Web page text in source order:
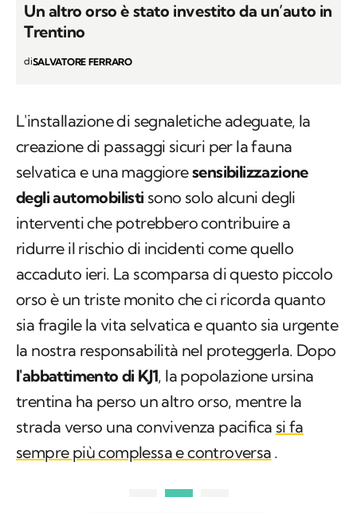
Un altro orso è stato investito da un’auto in
Trentino
diSALVATORE FERRARO
L'installazione di segnaletiche adeguate, la
creazione di passaggi sicuri per la fauna
selvatica e una maggioresensibilizzazione
degli automobilisti sono solo alcuni degli
interventi che potrebbero contribuire a
ridurre il rischio di incidenti come quello
accaduto ieri. La scomparsa di questo piccolo
orso è un triste monito che ci ricorda quanto
sia fragile la vita selvatica e quanto sia urgente
la nostra responsabilità nel proteggerla. Dopo
l'abbattimento di KJ1, la popolazione ursina
trentina ha perso un altro orso, mentre la
strada verso una convivenza pacifica si fa
sempre più complessa e controversa .